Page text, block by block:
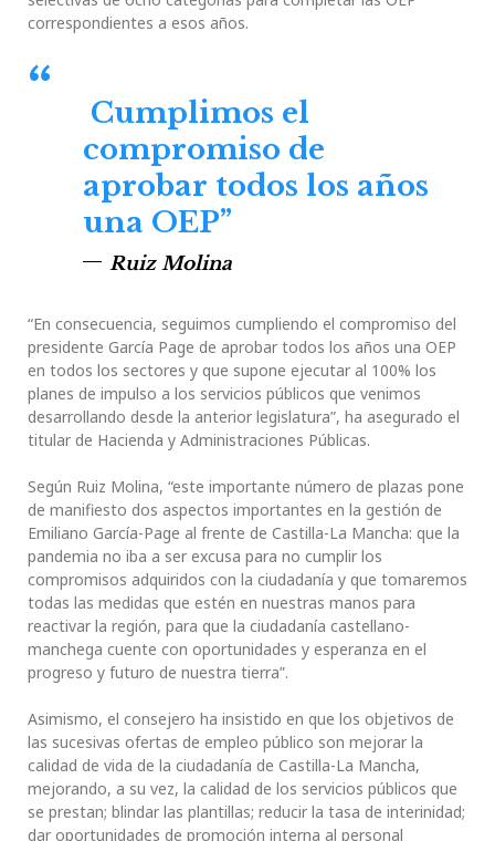
correspondientes a esos años.
Cumplimos el
compromiso de
aprobar todos los años
una OEP”
Ruiz Molina
“En consecuencia, seguimos cumpliendo el compromiso del
presidente García Page de aprobar todos los años una OEP
en todos los sectores y que supone ejecutar al 100% los
planes de impulso a los servicios públicos que venimos
desarrollando desde la anterior legislatura”, ha asegurado el
titular de Hacienda y Administraciones Públicas.
Según Ruiz Molina, “este importante número de plazas pone
de manifiesto dos aspectos importantes en la gestión de
Emiliano García-Page al frente de Castilla-La Mancha: que la
pandemia no iba a ser excusa para no cumplir los
compromisos adquiridos con la ciudadanía y que tomaremos
todas las medidas que estén en nuestras manos para
reactivar la región, para que la ciudadanía castellano-
manchega cuente con oportunidades y esperanza en el
progreso y futuro de nuestra tierra”.
Asimismo, el consejero ha insistido en que los objetivos de
las sucesivas ofertas de empleo público son mejorar la
calidad de vida de la ciudadanía de Castilla-La Mancha,
mejorando, a su vez, la calidad de los servicios públicos que
se prestan; blindar las plantillas; reducir la tasa de interinidad;
dar oportunidades de promoción interna al personal